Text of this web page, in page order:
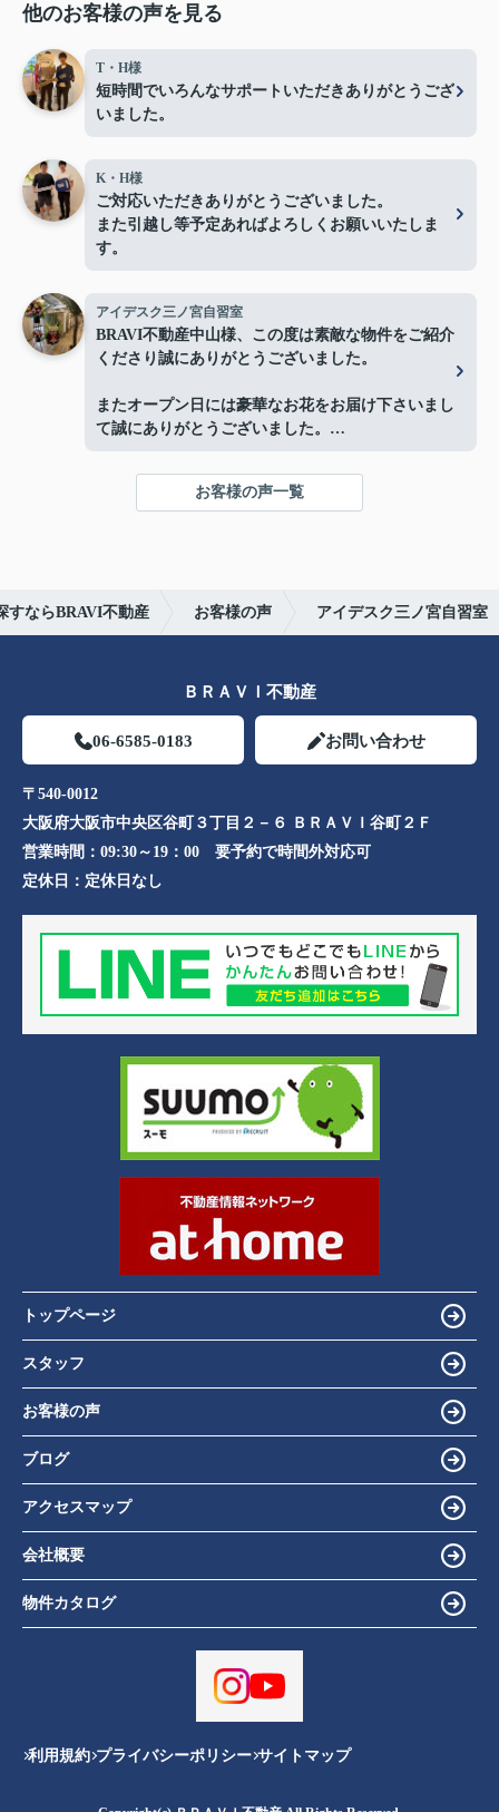
他のお客様の声を見る
T・H様
短時間でいろんなサポートいただきありがとうござ
いました。
K・H様
ご対応いただきありがとうございました。
また引越し等予定あればよろしくお願いいたしま
す。
アイデスク三ノ宮自習室
BRAVI不動産中山様、この度は素敵な物件をご紹介
くださり誠にありがとうございました。
またオープン日には豪華なお花をお届け下さいまし
て誠にありがとうございました。
を迎える事ができました。
心より感謝申し上げます。
お客様の声一覧
すならBRAVI不動産 お客様の声 アイデスク三ノ宮自習室
ＢＲＡＶＩ不動産
06-6585-0183 お問い合わせ
〒540-0012
大阪府大阪市中央区谷町３丁目２－６ ＢＲＡＶＩ谷町２Ｆ
営業時間： 09:30～19：00 要予約で時間外対応可
定休日： 定休日なし
トップページ
スタッフ
お客様の声
ブログ
アクセスマップ
会社概要
物件カタログ
利用規約 プライバシーポリシー サイトマップ